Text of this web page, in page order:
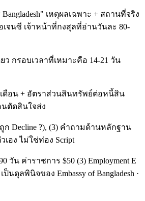
เหตุผลเฉพาะ + สถานที่จริง
เจนซี เจ้าหน้าที่กงสุลที่อ่านวันละ 80-
กรอบเวลาที่เหมาะคือ 14-21 วัน
เดือน + อัตราส่วนสินทรัพย์ต่อหนี้สิน
นตัดสินใจส่ง
ก Decline ?), (3) คำถามด้านหลักฐาน
อง ไม่ใช่ท่อง Script
วัน ค่าราชการ $50 (3) Employment E
ลพินิจของ Embassy of Bangladesh ·